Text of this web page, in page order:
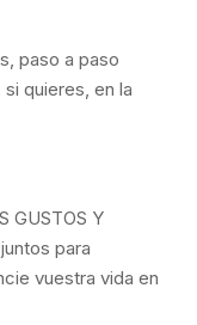
paso a paso
quieres, en la
GUSTOS Y
para
vuestra vida en